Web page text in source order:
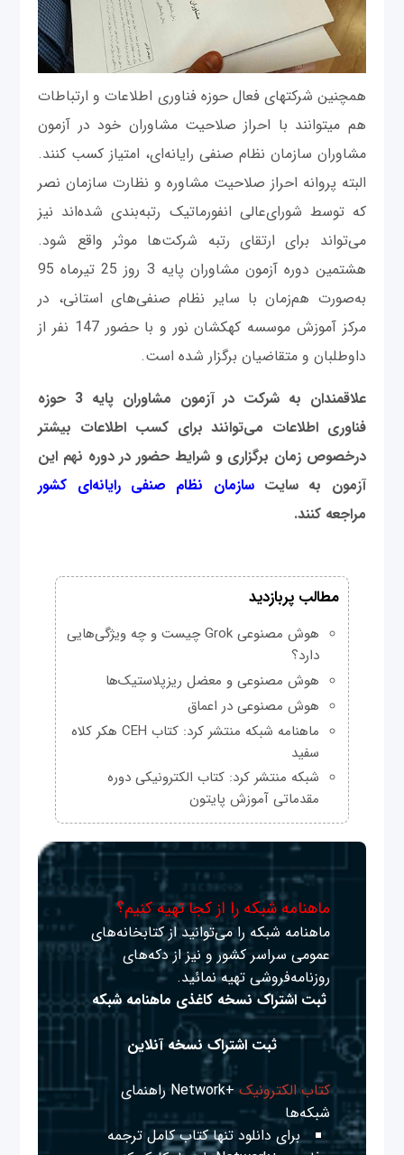
همچنین شرکت‎های فعال حوزه فناوری اطلاعات و ارتباطات
هم می‎توانند با احراز صلاحیت مشاوران خود در آزمون
مشاوران سازمان نظام صنفی رایانه‌ای، امتیاز کسب کنند.
البته پروانه احراز صلاحیت مشاوره و نظارت سازمان نصر
که توسط شورای‌عالی انفورماتیک رتبه‌بندی شده‌اند نیز
می‌تواند برای ارتقای رتبه شرکت‌ها موثر واقع شود.
هشتمین دوره آزمون مشاوران پایه 3 روز 25 تیرماه 95
به‌صورت هم‌زمان با سایر نظام‌ صنفی‌های استانی، در
مرکز آموزش موسسه کهکشان نور و با حضور 147 نفر از
داوطلبان و متقاضیان برگزار شده است.
علاقمندان به شرکت در آزمون مشاوران پایه 3 حوزه
فناوری اطلاعات می‌توانند برای کسب اطلاعات بیشتر
درخصوص زمان برگزاری و شرایط حضور در دوره نهم این
آزمون به سایتسازمان نظام صنفی رایانه‌ای کشور
مراجعه کنند.
مطالب پربازدید
هوش مصنوعی Grok چیست و چه ویژگی‌هایی
دارد؟
هوش مصنوعی و معضل ریزپلاستیک‌ها
هوش مصنوعی در اعماق
ماهنامه شبکه منتشر کرد: کتاب CEH هکر کلاه
سفید
شبکه منتشر کرد: کتاب الکترونیکی دوره
مقدماتی آموزش پایتون
ماهنامه شبکه را از کجا تهیه کنیم؟
ماهنامه شبکه را می‌توانید از کتابخانه‌های
عمومی سراسر کشور و نیز از دکه‌های
روزنامه‌فروشی تهیه نمائید.
ثبت اشتراک نسخه کاغذی ماهنامه شبکه
ثبت اشتراک نسخه آنلاین
کتاب الکترونیک
+Network راهنمای
شبکه‌ها
برای دانلود تنها کتاب کامل ترجمه